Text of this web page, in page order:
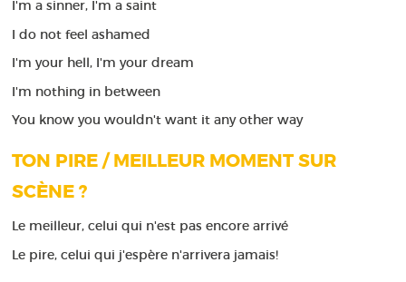
I'm a sinner, I'm a saint
I do not feel ashamed
I'm your hell, I'm your dream
I'm nothing in between
You know you wouldn't want it any other way
TON PIRE / MEILLEUR MOMENT SUR
SCÈNE ?
Le meilleur, celui qui n'est pas encore arrivé
Le pire, celui qui j'espère n'arrivera jamais!